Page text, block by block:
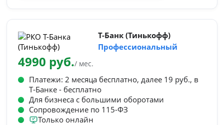
Т-Банк (Тинькофф)
Профессиональный
4990 руб./ мес.
Платежи: 2 месяца бесплатно, далее 19 руб., в
Т‑Банке - бесплатно
Для бизнеса с большими оборотами
Сопровождение по 115-ФЗ
Только онлайн